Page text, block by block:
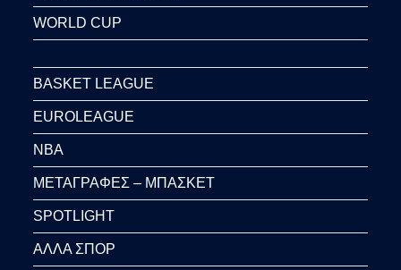
WORLD CUP
BASKET LEAGUE
EUROLEAGUE
NBA
ΜΕΤΑΓΡΑΦΕΣ – ΜΠΑΣΚΕΤ
SPOTLIGHT
ΑΛΛΑ ΣΠΟΡ